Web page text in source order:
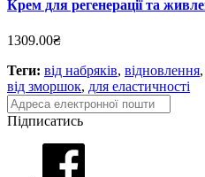
Крем для регенерації та
1309.00₴
Теги: від набряків, відновлення,
від зморшок, для еластичності
Підписатись